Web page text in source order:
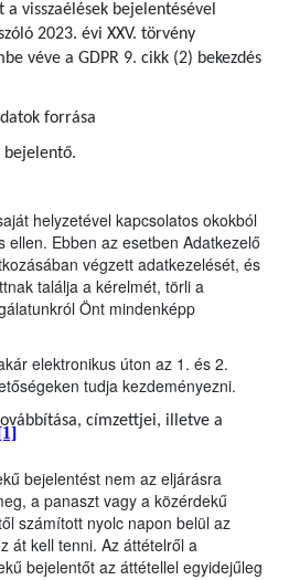
visszaélések bejelentésével
2023. évi XXV. törvény
véve a GDPR 9. cikk (2) bekezdés
forrása
bejelentő.
helyzetével kapcsolatos okokból
ellen. Ebben az esetben Adatkezelő
végzett adatkezelését, és
találja a kérelmét, törli a
Önt mindenképp
elektronikus úton az 1. és 2.
tudja kezdeményezni.
címzettjei, illetve a
bejelentést nem az eljárásra
a panaszt vagy a közérdekű
számított nyolc napon belül az
át kell tenni. Az áttételről a
bejelentőt az áttétellel egyidejűleg